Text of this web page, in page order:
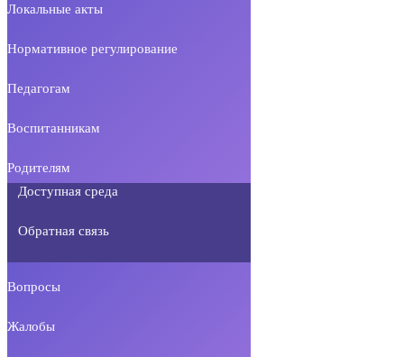
Локальные акты
Нормативное регулирование
Педагогам
Воспитанникам
Родителям
Доступная среда
Обратная связь
Вопросы
Жалобы